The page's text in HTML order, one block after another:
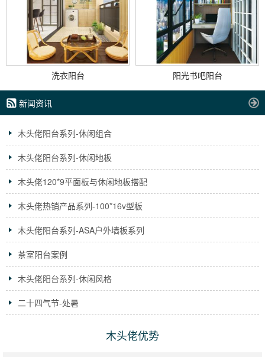
洗衣阳台 阳光书吧阳台
新闻资讯
木头佬阳台系列-休闲组合
木头佬阳台系列-休闲地板
木头佬120*9平面板与休闲地板搭配
木头佬热销产品系列-100*16v型板
木头佬阳台系列-ASA户外墙板系列
茶室阳台案例
木头佬阳台系列-休闲风格
二十四气节-处暑
木头佬优势